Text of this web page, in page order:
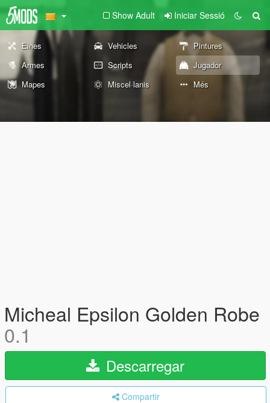
Show Adult Iniciar Sessió
Eines Vehicles
Pintures
Armes
Scripts
Jugador
Mapes
Miscel·lanis Més
Micheal Epsilon Golden Robe
0.1
Descarregar
Compartir